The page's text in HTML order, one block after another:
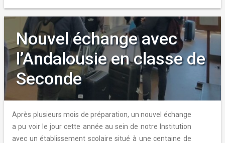
Nouvel échange avec
l’Andalousie en classe de
Seconde
Après plusieurs mois de préparation, un nouvel échange
a pu voir le jour cette année au sein de notre Institution
avec un établissement scolaire situé à une centaine de